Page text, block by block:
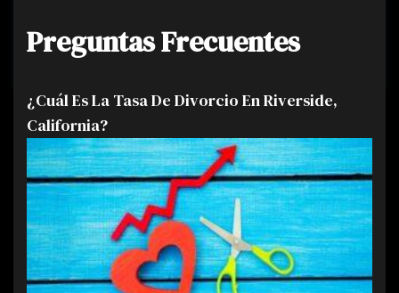
Preguntas Frecuentes
¿Cuál Es La Tasa De Divorcio En Riverside,
California?